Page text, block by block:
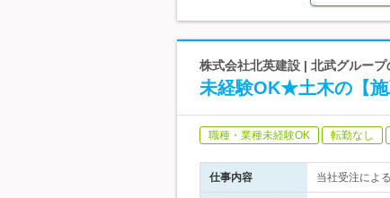
株式会社北英建設 | 北武グルー
未経験OK★土木の【
職種・業種未経験OK 転勤なし
仕事内容 当社受注によ